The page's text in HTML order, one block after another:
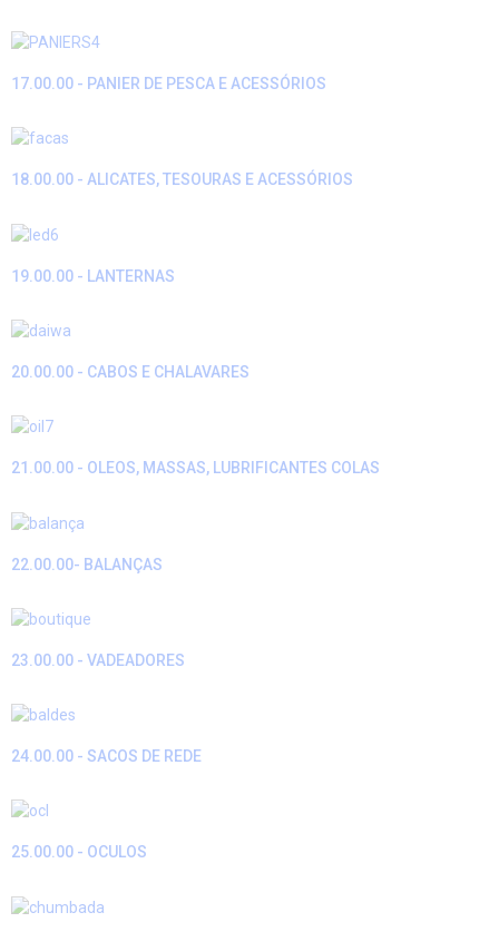
17.00.00 - PANIER DE PESCA E ACESSÓRIOS
18.00.00 - ALICATES, TESOURAS E ACESSÓRIOS
19.00.00 - LANTERNAS
20.00.00 - CABOS E CHALAVARES
21.00.00 - OLEOS, MASSAS, LUBRIFICANTES COLAS
22.00.00- BALANÇAS
23.00.00 - VADEADORES
24.00.00 - SACOS DE REDE
25.00.00 - OCULOS